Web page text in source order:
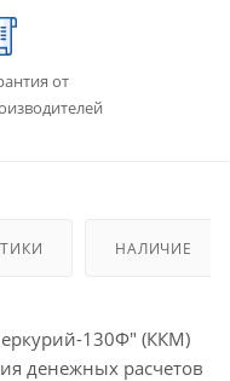
от
НАЛИЧИЕ
130Ф" (ККМ)
денежных расчетов